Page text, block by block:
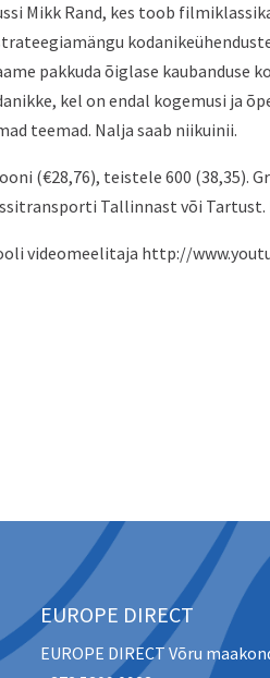
Mikk Rand, kes toob
pakkuda õiglase kaubanduse
kel on endal kogemusi ja
teemad. Nalja saab niikuinii.
(€28,76), teistele 600 (38,35).
Tallinnast või Tartust.
videomeelitaja http://
EUROPE DIRECT
EUROPE DIRECT Võru